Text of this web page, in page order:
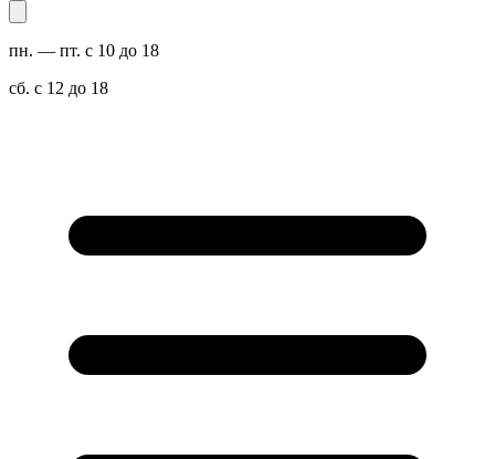
пн. — пт. с 10 до 18
сб. с 12 до 18